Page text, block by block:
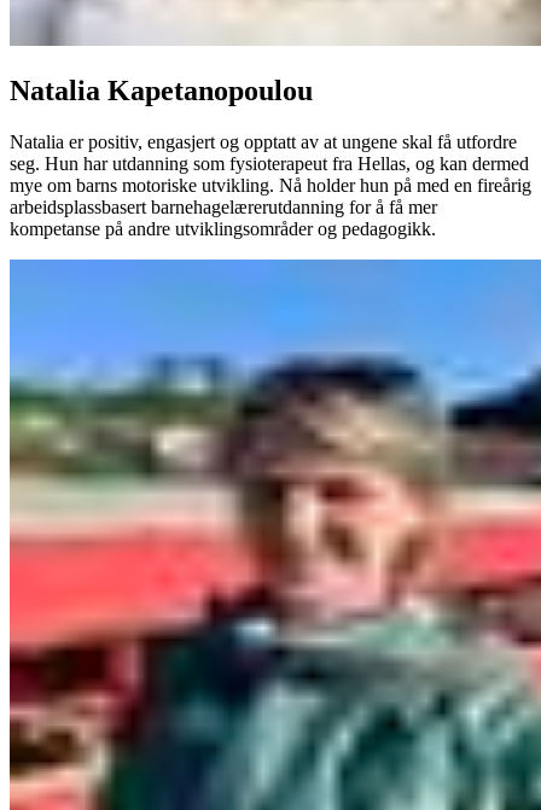
Natalia Kapetanopoulou
Natalia er positiv, engasjert og opptatt av at ungene skal få utfordre
seg. Hun har utdanning som fysioterapeut fra Hellas, og kan dermed
mye om barns motoriske utvikling. Nå holder hun på med en fireårig
arbeidsplassbasert barnehagelærerutdanning for å få mer
kompetanse på andre utviklingsområder og pedagogikk.